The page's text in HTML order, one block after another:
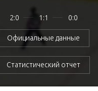
2:0 1:1 0:0
Официальные данные
Статистический отчет